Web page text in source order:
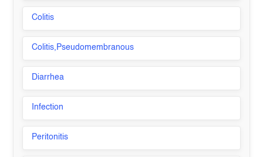
Colitis
Colitis,Pseudomembranous
Diarrhea
Infection
Peritonitis